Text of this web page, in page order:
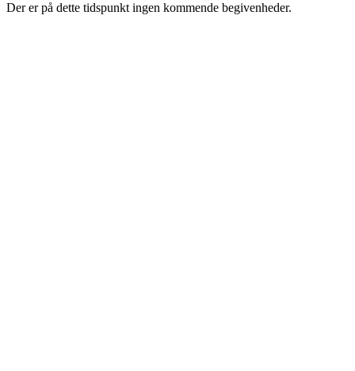
Der er på dette tidspunkt ingen kommende begivenheder.